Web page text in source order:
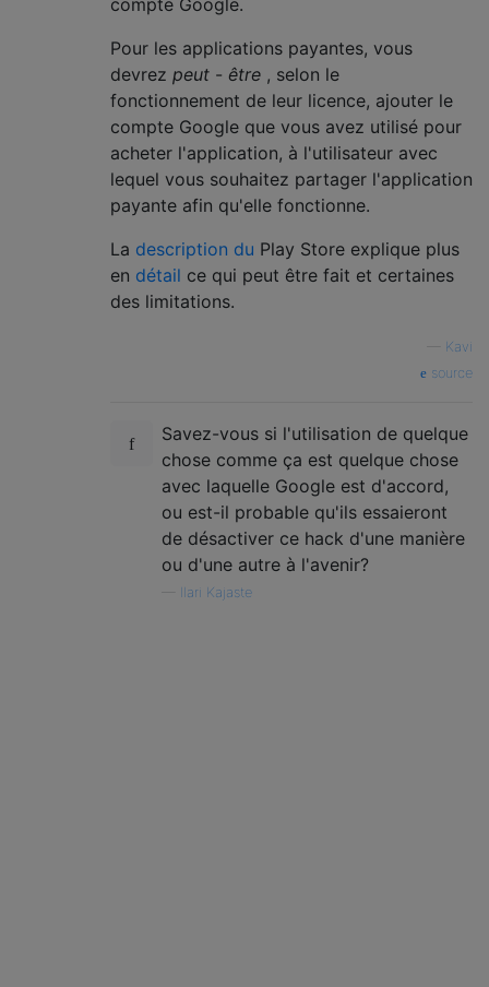
Pour les applications payantes, vous
devrez peut - être , selon le
fonctionnement de leur licence, ajouter le
compte Google que vous avez utilisé pour
acheter l'application, à l'utilisateur avec
lequel vous souhaitez partager l'application
payante afin qu'elle fonctionne.
La description du Play Store explique plus
en détail ce qui peut être fait et certaines
des limitations.
Kavi
source
Savez-vous si l'utilisation de quelque
chose comme ça est quelque chose
avec laquelle Google est d'accord,
ou est-il probable qu'ils essaieront
de désactiver ce hack d'une manière
ou d'une autre à l'avenir?
Ilari Kajaste